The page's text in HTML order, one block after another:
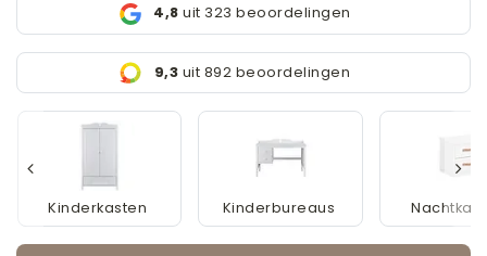
4,8 uit 323 beoordelingen
9,3 uit 892 beoordelingen
Kinderkasten Kinderbureaus